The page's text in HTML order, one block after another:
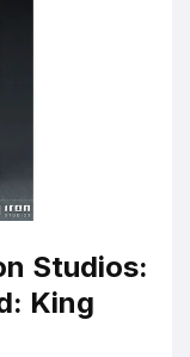
Studios:
King